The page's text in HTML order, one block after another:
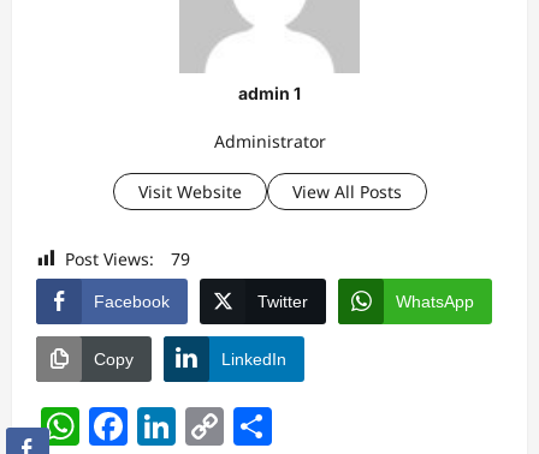
admin 1
Administrator
Visit Website View All Posts
Post Views: 79
Facebook Twitter WhatsApp
Copy LinkedIn
WhatsApp
Facebook
LinkedIn
Copy